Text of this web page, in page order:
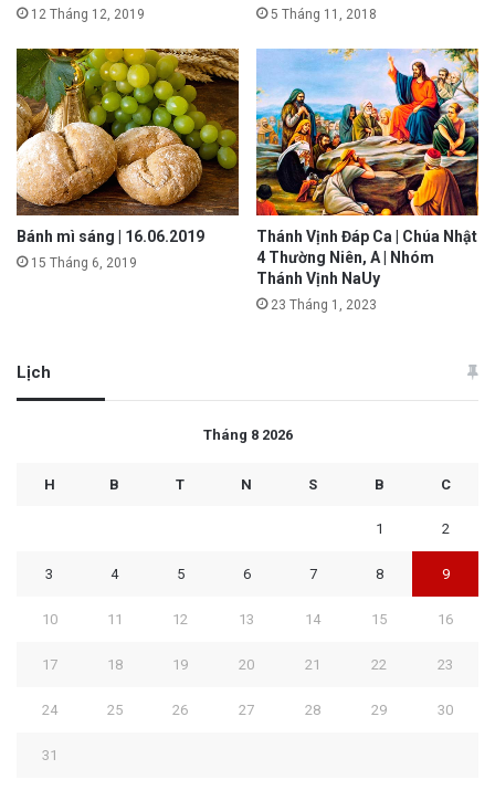
12 Tháng 12, 2019 5 Tháng 11, 2018
Bánh mì sáng | 16.06.2019
15 Tháng 6, 2019
Thánh Vịnh Đáp Ca | Chúa Nhật
4 Thường Niên, A | Nhóm
Thánh Vịnh NaUy
23 Tháng 1, 2023
Lịch
Tháng 8 2026
H B T N S B C
1 2
3 4 5 6 7 8 9
10 11 12 13 14 15 16
17 18 19 20 21 22 23
24 25 26 27 28 29 30
31